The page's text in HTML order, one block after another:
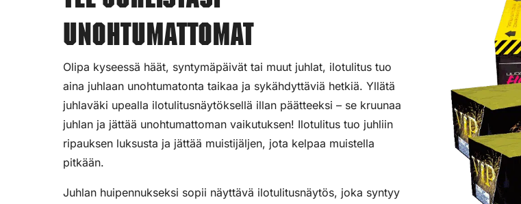
unohtumattomat
Olipa kyseessä häät, syntymäpäivät tai muut juhlat, ilotulitus tuo
aina juhlaan unohtumatonta taikaa ja sykähdyttäviä hetkiä. Yllätä
juhlaväki upealla ilotulitusnäytöksellä illan päätteeksi – se kruunaa
juhlan ja jättää unohtumattoman vaikutuksen! Ilotulitus tuo juhliin
ripauksen luksusta ja jättää muistijäljen, jota kelpaa muistella
pitkään.
Juhlan huipennukseksi sopii näyttävä ilotulitusnäytös, joka syntyy